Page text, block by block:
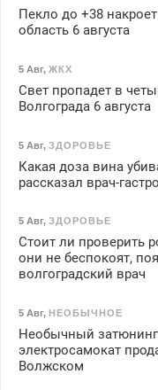
Пекло до +38
область 6 августа
5 Авг, ЖКХ
Свет пропадет в
Волгограда 6 августа
5 Авг, ЗДОРОВЬЕ
Какая доза вина
рассказал врач-
5 Авг, ЗДОРОВЬЕ
Стоит ли проверить
они не беспокоят,
волгоградский врач
5 Авг, НЕОБЫЧНОЕ
Необычный
электросамокат
Волжском